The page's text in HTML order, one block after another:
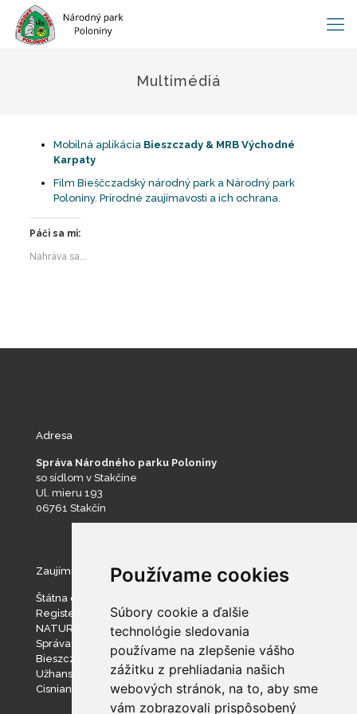
Používame cookies
Súbory cookie a ďalšie
technológie sledovania
používame na zlepšenie vášho
zážitku z prehliadania našich
webových stránok, na to, aby sme
vám zobrazovali prispôsobený
Multimédiá
Mobilná aplikácia Bieszczady & MRB Východné
Karpaty
Film Bieščczadský národný park a Národný park
Poloniny. Prírodné zaujímavosti a ich ochrana.
Páči sa mi:
Nahráva sa...
Adresa
Správa Národného parku Poloniny
so sídlom v Stakčíne
Ul. mieru 193
06761 Stakčín
Zaujímavé stránky
Štátna ochrana prírody SR
Register ponúkaného majetku štátu
NATURA 2000
Správa slovenských jaskýň
Bieszczadzki Park Narodowy
Užhanský národný prírodný park
Cisniansko-Wetlinský park krajobrazowy